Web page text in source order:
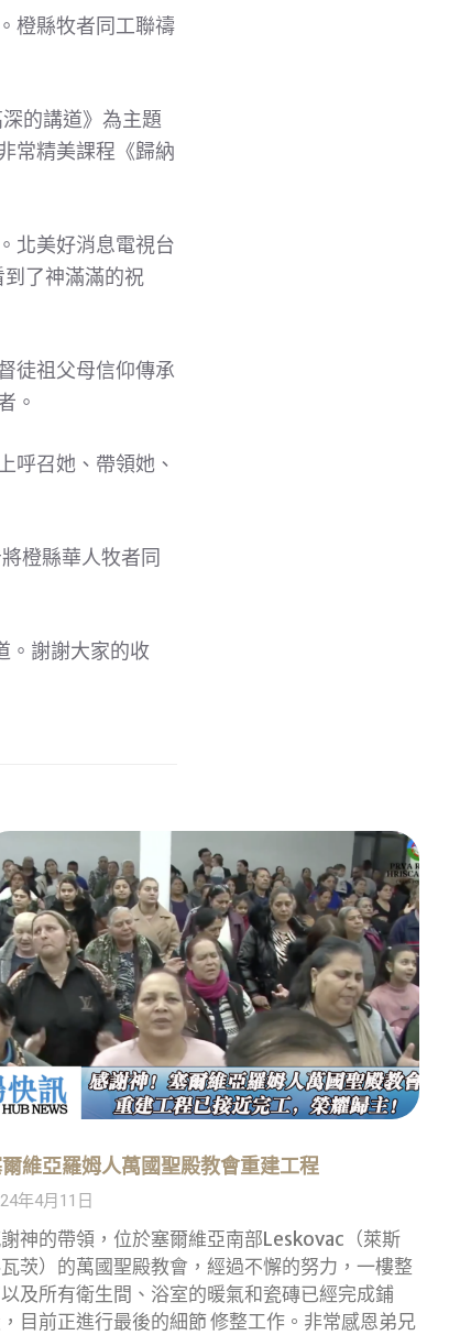
橙縣牧者同工聯禱
的講道》為主題
常精美課程《歸納
北美好消息電視台
了神滿滿的祝
徒祖父母信仰傳承
。
呼召她、帶領她、
橙縣華人牧者同
謝謝大家的收
維亞羅姆人萬國聖殿教會重建工程
年4月11日
神的帶領，位於塞爾維亞南部Leskovac（萊斯
茨）的萬國聖殿教會，經過不懈的努力，一樓整
及所有衛生間、浴室的暖氣和瓷磚已經完成鋪
目前正進行最後的細節 修整工作。非常感恩弟兄